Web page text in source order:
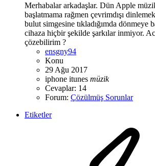
Merhabalar arkadaşlar. Dün Apple
başlatmama rağmen çevrimdışı
bulut simgesine tıkladığımda dönmeye
cihaza hiçbir şekilde şarkılar inmiyor.
çözebilirim ?
ensgny94
Konu
29 Ağu 2017
iphone itunes müzik
Cevaplar: 14
Forum: Çözülmüş Sorunlar
Etiketler